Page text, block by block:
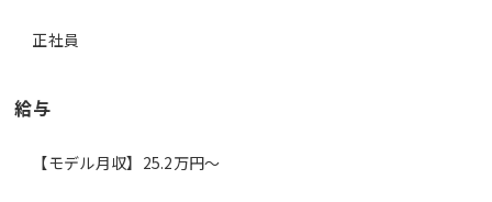
正社員
給与
【モデル月収】25.2万円〜